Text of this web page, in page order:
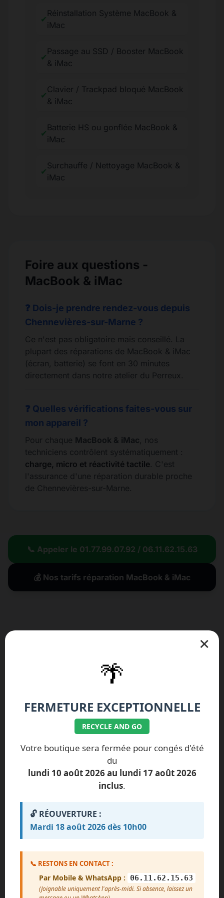
✔
Réinstallation Système MacBook &
iMac
✔
Passage au SSD / Booster MacBook
& iMac
✔
Clavier / Trackpad bloqué MacBook
& iMac
✔
Batterie HS ou gonflée MacBook &
iMac
✔
Surchauffe / Nettoyage MacBook &
iMac
Foire aux questions -
MacBook & iMac
❓ Dois-je prendre rendez-vous depuis
Chennevières-sur-Marne ?
Ce n'est pas obligatoire mais conseillé. La
plupart des réparations de MacBook & iMac
(écran, batterie) se font en 30 minutes
directement dans notre atelier du Perreux.
❓ Quelles vérifications faites-vous sur
mon appareil ?
Pour chaque MacBook & iMac, nos
techniciens contrôlent systématiquement :
charge, micro et réactivité tactile. C'est
l'assurance d'une réparation durable proche
de Chennevières-sur-Marne.
📞 Appeler le 01.77.99.07.92 / 06.11.62.15.63
💰 Nos tarifs réparation MacBook & iMac
CONFIANCE
Impossible de charger les avis pour le
moment.
Erreur de chargement. Vérifiez que le
fichier avis.txt est présent.
Voir plus d'avis
×
🌴
FERMETURE EXCEPTIONNELLE
RECYCLE AND GO
Votre boutique sera fermée pour congés d'été
du
lundi 10 août 2026 au lundi 17 août 2026
inclus.
🔓 RÉOUVERTURE :
Mardi 18 août 2026 dès 10h00
📞 RESTONS EN CONTACT :
Par Mobile & WhatsApp : 06.11.62.15.63
(Joignable uniquement l'après-midi. Si absence, laissez un